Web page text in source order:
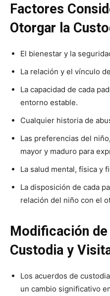
Factores
Otorgar la
El bienestar y la
La relación y el vínculo
La capacidad de cada
entorno estable.
Cualquier historia de
Las preferencias del
mayor y maduro para
La salud mental, física y
La disposición de cada
relación del niño con el
Modificación
Custodia y
Los acuerdos de
un cambio significativo